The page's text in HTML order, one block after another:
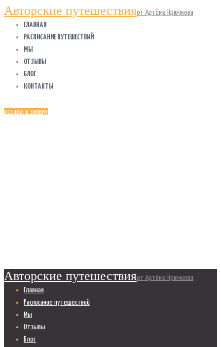
Авторские путешествияот Артёма Крючкова
ГЛАВНАЯ
РАСПИСАНИЕ ПУТЕШЕСТВИЙ
МЫ
ОТЗЫВЫ
БЛОГ
КОНТАКТЫ
оставить заявку
Авторские путешествияот Артёма Крючкова
Главная
Расписание путешествий
Мы
Отзывы
Блог